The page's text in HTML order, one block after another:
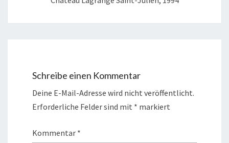
Schreibe einen Kommentar
Deine E-Mail-Adresse wird nicht veröffentlicht.
Erforderliche Felder sind mit * markiert
Kommentar *